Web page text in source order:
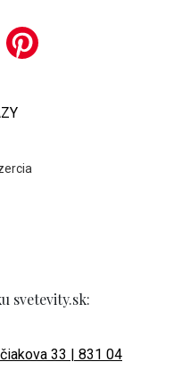
svetevity.sk:
33 | 831 04